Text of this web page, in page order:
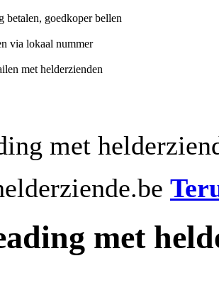
betalen, goedkoper bellen
via lokaal nummer
met helderzienden
met